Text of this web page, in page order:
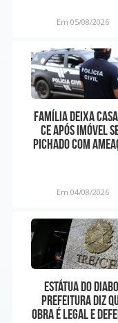
Em 05/08/2026
Família deixa
CE após imóvel
pichado com
Em 04/08/2026
Estátua do
prefeitura diz
obra é legal e